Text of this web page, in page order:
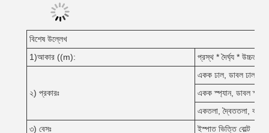
বিশেষ উল্লেখ
1)আকার ((m):
প্রস্থ * দৈর্ঘ্য * উচ্চতা
২) প্রকারঃ
একক ঢাল, ডাবল ঢাল,
একক স্প্যান, ডাবল স্প্যান,
একতলা, দ্বৈততলা,
৩) বেসঃ
ইস্পাত ভিত্তি বোল্ট